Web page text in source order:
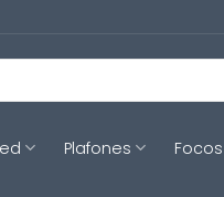
Plafones Focos